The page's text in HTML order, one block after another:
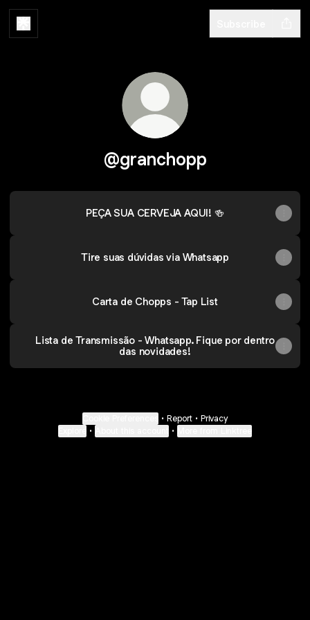
@granchopp
PEÇA SUA CERVEJA AQUI! 🍻
Tire suas dúvidas via Whatsapp
Carta de Chopps - Tap List
Lista de Transmissão - Whatsapp. Fique por dentro
das novidades!
• Report • Privacy
• •